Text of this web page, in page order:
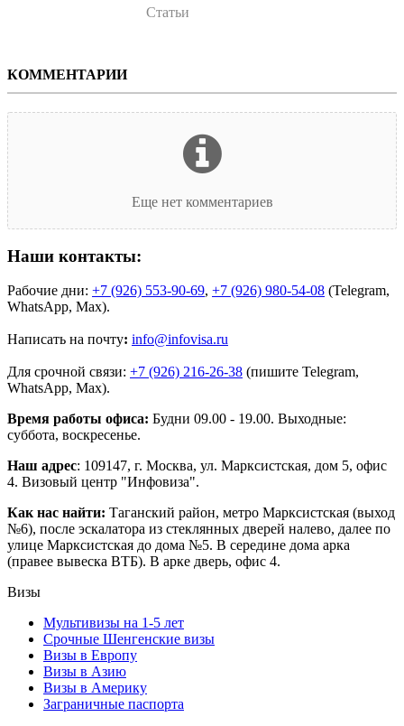
Статьи
КОММЕНТАРИИ
Еще нет комментариев
Наши контакты:
Рабочие дни: +7 (926) 553-90-69, +7 (926) 980-54-08 (Telegram,
WhatsApp, Max).
Написать на почту: info@infovisa.ru
Для срочной связи: +7 (926) 216-26-38 (пишите Telegram,
WhatsApp, Max).
Время работы офиса: Будни 09.00 - 19.00. Выходные:
суббота, воскресенье.
Наш адрес: 109147, г. Москва, ул. Марксистская, дом 5, офис
4. Визовый центр "Инфовиза".
Как нас найти: Таганский район, метро Марксистская (выход
№6), после эскалатора из стеклянных дверей налево, далее по
улице Марксистская до дома №5. В середине дома арка
(правее вывеска ВТБ). В арке дверь, офис 4.
Визы
Мультивизы на 1-5 лет
Срочные Шенгенские визы
Визы в Европу
Визы в Азию
Визы в Америку
Заграничные паспорта